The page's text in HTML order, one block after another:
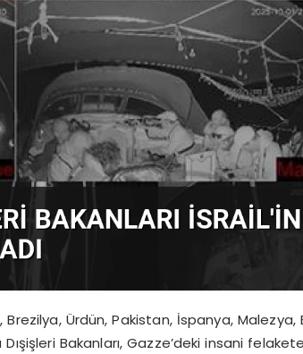
Ürdün, Pakistan, İspanya,
Bakanları, Gazze’deki insani